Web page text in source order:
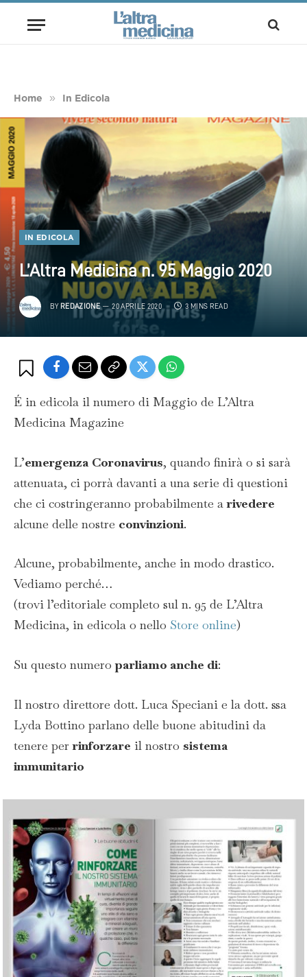
Home » In Edicola
IN EDICOLA
L’Altra Medicina n. 95 Maggio 2020
BY REDAZIONE 20 APRILE 2020 3 MINS READ
É in edicola il numero di Maggio de L’Altra
Medicina Magazine
L’emergenza Coronavirus, quando finirà o si sarà
attenuata, ci porrà davanti a una serie di questioni
che ci costringeranno probabilmente arivedere
alcune delle nostre convinzioni.
Alcune, probabilmente, anche in modo drastico.
Vediamo perché…
(trovi l’editoriale completo sul n. 95 de L’Altra
Medicina, in edicola o nello Store online)
Su questo numeroparliamo anche di:
Il nostro direttore dott. Luca Speciani e la dott. ssa
Lyda Bottino parlano delle buone abitudini da
tenere perrinforzare il nostro sistema
immunitario